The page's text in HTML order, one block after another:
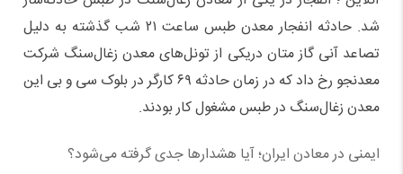
شد. حادثه انفجار معدن طبس ساعت ۲۱ شب گذشته به دلیل
تصاعد آنی گاز متان دریکی از تونل‌های معدن زغال‌سنگ شرکت
معدنجو رخ داد که در زمان حادثه ۶۹ کارگر در بلوک سی و بی این
معدن زغال‌سنگ در طبس مشغول کار بودند.
ایمنی در معادن ایران؛ آیا هشدارها جدی گرفته می‌شود؟